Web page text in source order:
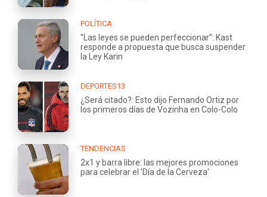
POLÍTICA
"Las leyes se pueden perfeccionar": Kast
responde a propuesta que busca suspender
la Ley Karin
DEPORTES13
¿Será citado?: Esto dijo Fernando Ortiz por
los primeros días de Vozinha en Colo-Colo
TENDENCIAS
2x1 y barra libre: las mejores promociones
para celebrar el 'Día de la Cerveza'